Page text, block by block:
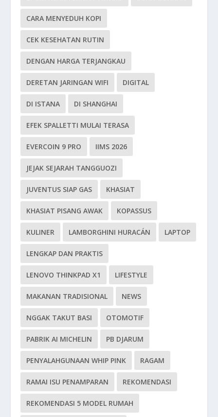
CARA MENYEDUH KOPI
CEK KESEHATAN RUTIN
DENGAN HARGA TERJANGKAU
DERETAN JARINGAN WIFI DIGITAL
DI ISTANA DI SHANGHAI
EFEK SPALLETTI MULAI TERASA
EVERCOIN 9 PRO IIMS 2026
JEJAK SEJARAH TANGGUOZI
JUVENTUS SIAP GAS KHASIAT
KHASIAT PISANG AWAK KOPASSUS
KULINER LAMBORGHINI HURACÁN LAPTOP
LENGKAP DAN PRAKTIS
LENOVO THINKPAD X1 LIFESTYLE
MAKANAN TRADISIONAL NEWS
NGGAK TAKUT BASI OTOMOTIF
PABRIK AI MICHELIN PB DJARUM
PENYALAHGUNAAN WHIP PINK RAGAM
RAMAI ISU PENAMPARAN REKOMENDASI
REKOMENDASI 5 MODEL RUMAH